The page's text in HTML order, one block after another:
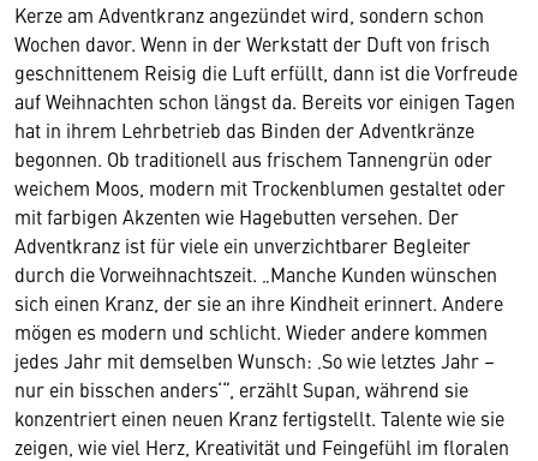
Kerze am Adventkranz angezündet wird, sondern schon
Wochen davor. Wenn in der Werkstatt der Duft von frisch
geschnittenem Reisig die Luft erfüllt, dann ist die Vorfreude
auf Weihnachten schon längst da. Bereits vor einigen Tagen
hat in ihrem Lehrbetrieb das Binden der Adventkränze
begonnen. Ob traditionell aus frischem Tannengrün oder
weichem Moos, modern mit Trockenblumen gestaltet oder
mit farbigen Akzenten wie Hagebutten versehen. Der
Adventkranz ist für viele ein unverzichtbarer Begleiter
durch die Vorweihnachtszeit. „Manche Kunden wünschen
sich einen Kranz, der sie an ihre Kindheit erinnert. Andere
mögen es modern und schlicht. Wieder andere kommen
jedes Jahr mit demselben Wunsch: ‚So wie letztes Jahr –
nur ein bisschen anders‘“, erzählt Supan, während sie
konzentriert einen neuen Kranz fertigstellt. Talente wie sie
zeigen, wie viel Herz, Kreativität und Feingefühl im floralen